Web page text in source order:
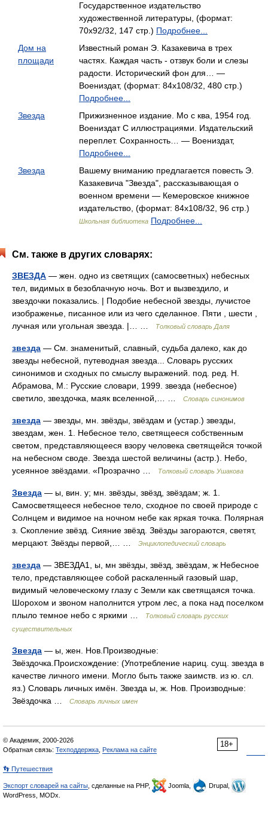
Государственное издательство
художественной литературы, (формат:
70x92/32, 147 стр.) Подробнее...
Дом на
площади
Известный роман Э. Казакевича в трех
частях. Каждая часть - отзвук боли и слезы
радости. Исторический фон для… —
Воениздат, (формат: 84x108/32, 480 стр.)
Подробнее...
Звезда
Прижизненное издание. Мо c ква, 1954 год.
Воениздат С иллюстрациями. Издательский
переплет. Сохранность… — Воениздат,
Подробнее...
Звезда
Вашему вниманию предлагается повесть Э.
Казакевича "Звезда", рассказывающая о
военном времени — Кемеровское книжное
издательство, (формат: 84x108/32, 96 стр.)
Школьная библиотека Подробнее...
См. также в других словарях:
ЗВЕЗДА — жен. одно из светящих (самосветных) небесных
тел, видимых в безоблачную ночь. Вот и вызвездило, и
звездочки показались. | Подобие небесной звезды, лучистое
изображенье, писанное или из чего сделанное. Пяти , шести ,
лучная или угольная звезда. |… …
Толковый словарь Даля
звезда — См. знаменитый, славный, судьба далеко, как до
звезды небесной, путеводная звезда... Словарь русских
синонимов и сходных по смыслу выражений. под. ред. Н.
Абрамова, М.: Русские словари, 1999. звезда (небесное)
светило, звездочка, маяк вселенной,… …
Словарь синонимов
звезда — звезды, мн. звёзды, звёздам и (устар.) звезды,
звездам, жен. 1. Небесное тело, светящееся собственным
светом, представляющееся взору человека светящейся точкой
на небесном своде. Звезда шестой величины (астр.). Небо,
усеянное звёздами. «Прозрачно …
Толковый словарь Ушакова
Звезда — ы, вин. у; мн. звёзды, звёзд, звёздам; ж. 1.
Самосветящееся небесное тело, сходное по своей природе с
Солнцем и видимое на ночном небе как яркая точка. Полярная
з. Скопление звёзд. Сияние звёзд. Звёзды загораются, светят,
мерцают. Звёзды первой,… …
Энциклопедический словарь
звезда — ЗВЕЗДА1, ы, мн звёзды, звёзд, звёздам, ж Небесное
тело, представляющее собой раскаленный газовый шар,
видимый человеческому глазу с Земли как светящаяся точка.
Шорохом и звоном наполнится утром лес, а пока над поселком
плыло темное небо с яркими …
Толковый словарь русских
существительных
Звезда — ы, жен. Нов.Производные:
Звёздочка.Происхождение: (Употребление нариц. сущ. звезда в
качестве личного имени. Могло быть также заимств. из ю. сл.
яз.) Словарь личных имён. Звезда ы, ж. Нов. Производные:
Звёздочка …
Словарь личных имен
18+
© Академик, 2000-2026
Обратная связь: Техподдержка Реклама на сайте
👣 Путешествия
Экспорт словарей на сайты , сделанные на PHP, Joomla,
Drupal,
WordPress, MODx.